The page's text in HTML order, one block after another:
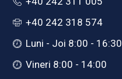
+40 242 318 574
Luni - Joi 8:00 - 16:30
Vineri 8:00 - 14:00